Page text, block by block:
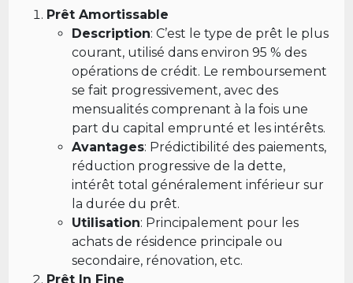
Prêt Amortissable
Description: C’est le type de prêt le plus
courant, utilisé dans environ 95 % des
opérations de crédit. Le remboursement
se fait progressivement, avec des
mensualités comprenant à la fois une
part du capital emprunté et les intérêts.
Avantages: Prédictibilité des paiements,
réduction progressive de la dette,
intérêt total généralement inférieur sur
la durée du prêt.
Utilisation: Principalement pour les
achats de résidence principale ou
secondaire, rénovation, etc.
Prêt In Fine